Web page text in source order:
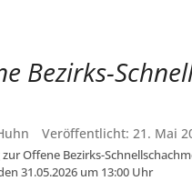
Bezirks-
Veröffentlicht: 21. Mai
Offene Bezirks-
31.05.2026 um 13:00 Uhr